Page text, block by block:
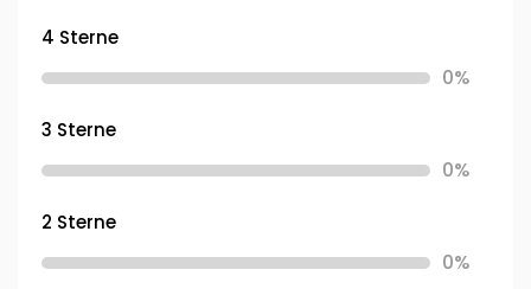
4 Sterne
0%
3 Sterne
0%
2 Sterne
0%